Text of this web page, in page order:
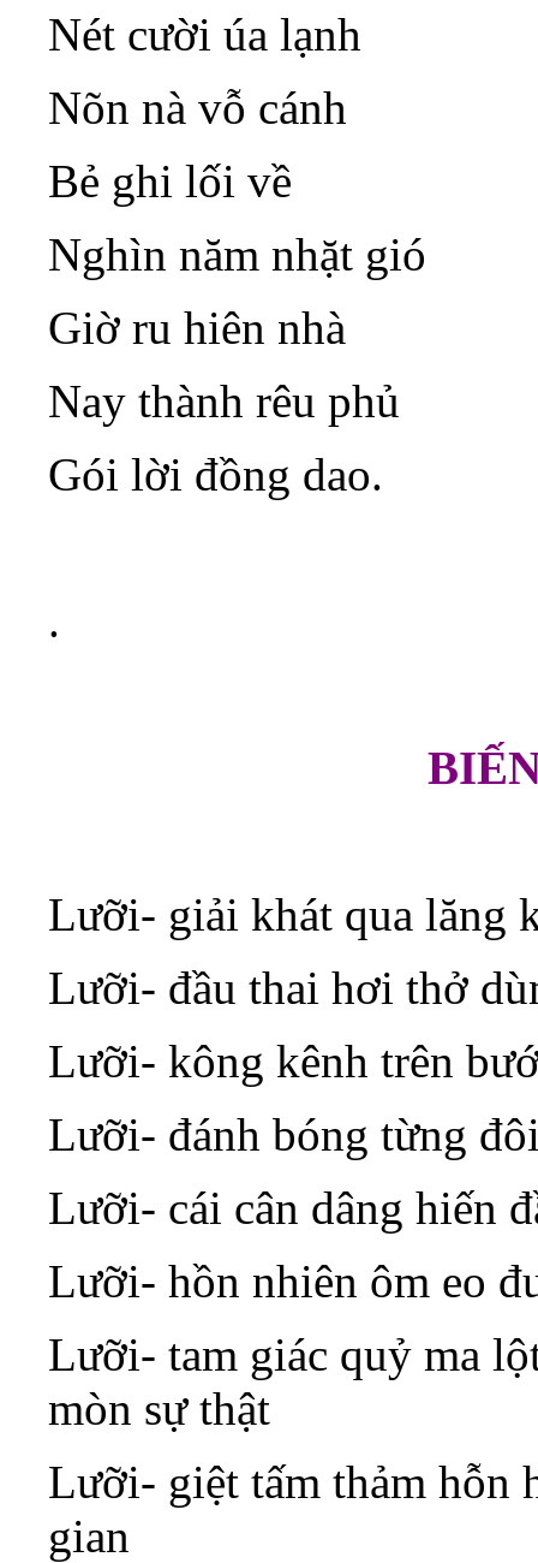
Nét cười úa lạnh
Nõn nà vỗ cánh
Bẻ ghi lối về
Nghìn năm nhặt gió
Giờ ru hiên nhà
Nay thành rêu phủ
Gói lời đồng dao.
.
Lưỡi- giải khát qua lăng
Lưỡi- đầu thai hơi thở
Lưỡi- kông kênh trên
Lưỡi- đánh bóng từng
Lưỡi- cái cân dâng hiến
Lưỡi- hồn nhiên ôm eo
Lưỡi- tam giác quỷ ma
mòn sự thật
Lưỡi- giệt tấm thảm hỗn
gian